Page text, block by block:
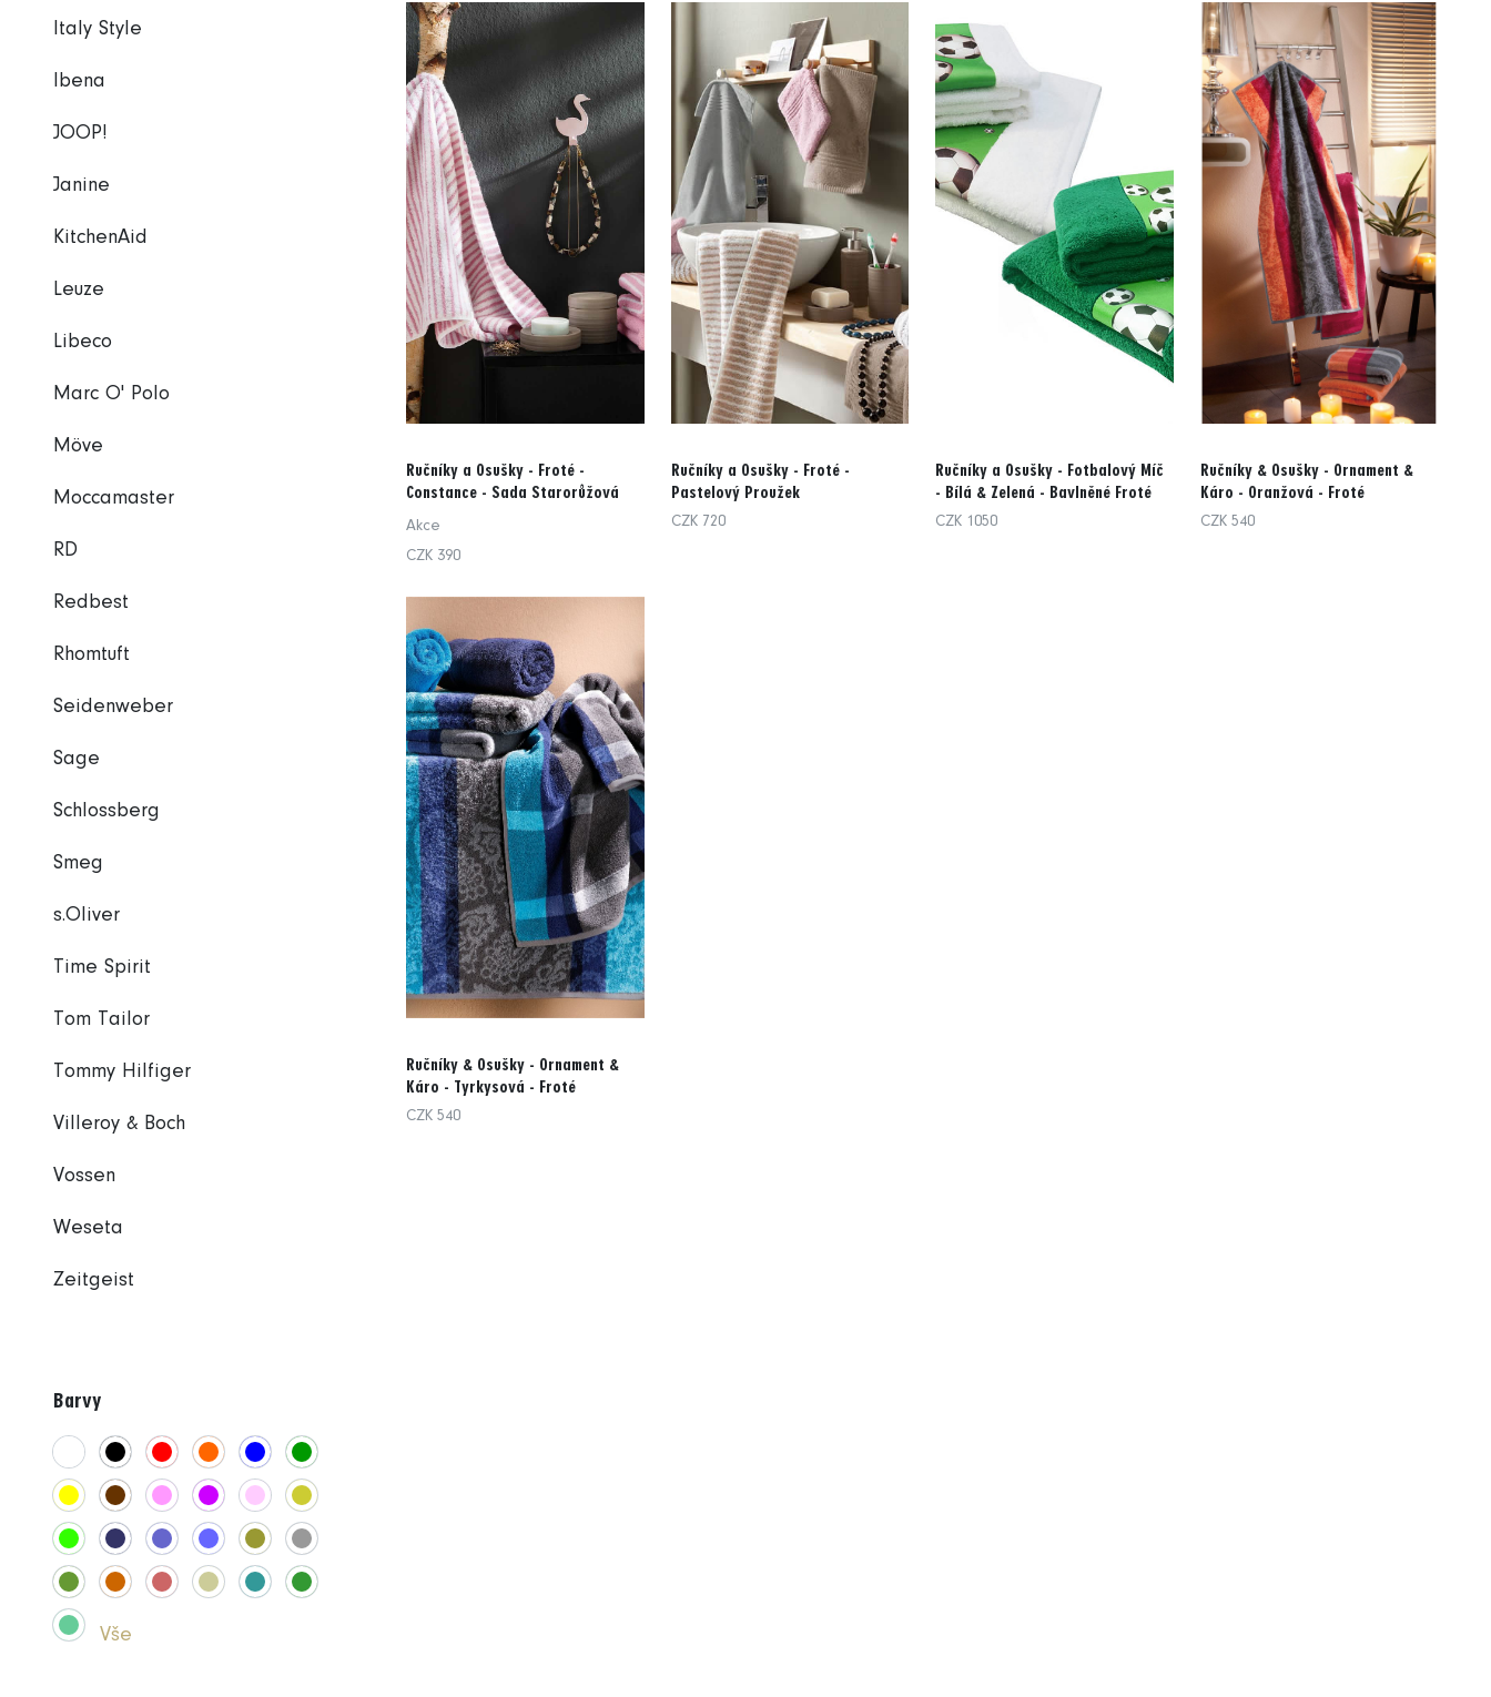
Ručníky a Osušky - Froté -
Constance - Sada Starorůžová
Akce
CZK 390
Ručníky a Osušky - Froté -
Pastelový Proužek
CZK 720
Ručníky a Osušky - Fotbalový Míč
- Bílá & Zelená - Bavlněné Froté
CZK 1050
Ručníky & Osušky - Ornament &
Káro - Oranžová - Froté
CZK 540
Ručníky & Osušky - Ornament &
Káro - Tyrkysová - Froté
CZK 540
Italy Style
Ibena
JOOP!
Janine
KitchenAid
Leuze
Libeco
Marc O' Polo
Möve
Moccamaster
RD
Redbest
Rhomtuft
Seidenweber
Sage
Schlossberg
Smeg
s.Oliver
Time Spirit
Tom Tailor
Tommy Hilfiger
Villeroy & Boch
Vossen
Weseta
Zeitgeist
Barvy
Vše